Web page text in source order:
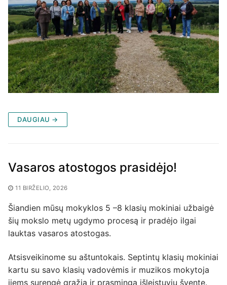
DAUGIAU →
Vasaros atostogos prasidėjo!
11 BIRŽELIO, 2026
Šiandien mūsų mokyklos 5 –8 klasių mokiniai užbaigė
šių mokslo metų ugdymo procesą ir pradėjo ilgai
lauktas vasaros atostogas.
Atsisveikinome su aštuntokais. Septintų klasių mokiniai
kartu su savo klasių vadovėmis ir muzikos mokytoja
jiems surengė gražią ir prasmingą išleistuvių šventę.